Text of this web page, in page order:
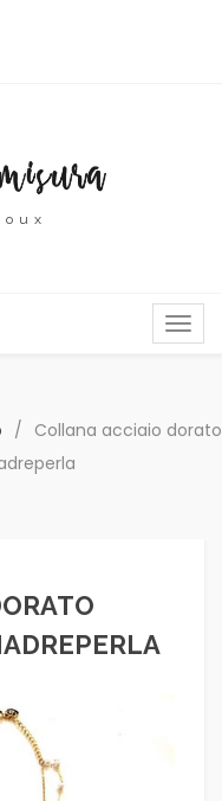
MENU
/ Collana acciaio dorato